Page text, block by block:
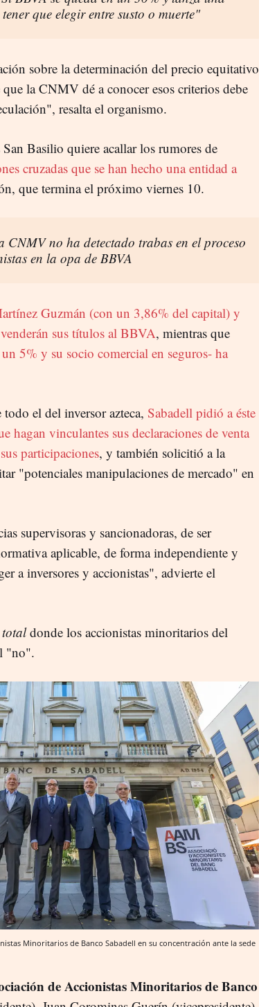
que elegir entre susto o muerte"
sobre la determinación del precio equitativo
que la CNMV dé a conocer esos criterios debe
resalta el organismo.
Basilio quiere acallar los rumores de
cruzadas que se han hecho una entidad a
que termina el próximo viernes 10.
CNMV no ha detectado trabas en el proceso
en la opa de BBVA
Guzmán (con un 3,86% del capital) y
sus títulos al BBVA, mientras que
5% y su socio comercial en seguros- ha
el del inversor azteca, Sabadell pidió a éste
hagan vinculantes sus declaraciones de venta
participaciones, y también solicitió a la
"potenciales manipulaciones de mercado" en
supervisoras y sancionadoras, de ser
aplicable, de forma independiente y
a inversores y accionistas", advierte el
donde los accionistas minoritarios del
"no".
Minoritarios de Banco Sabadell en su concentración ante la sede
de Accionistas Minoritarios de Banco